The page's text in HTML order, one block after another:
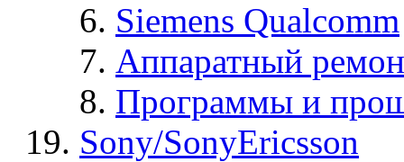
Siemens Qualcomm
Аппаратный
Программы и
Sony/SonyEricsson